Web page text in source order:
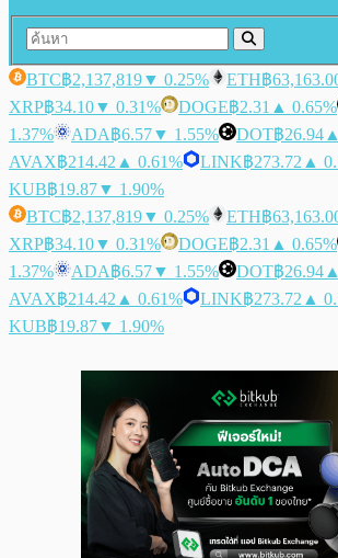
BTC฿2,137,819▼ 0.25% ETH฿
XRP฿34.10▼ 0.31% DOGE฿2.31 ▲ 0.65%
1.37%
ADA฿6.57▼ 1.55% DOT฿26.94
AVAX฿214.42 ▲ 0.61% LINK฿273.72 ▲
KUB฿19.87▼ 1.90%
BTC฿2,137,819▼ 0.25% ETH฿
XRP฿34.10▼ 0.31% DOGE฿2.31 ▲ 0.65%
1.37%
ADA฿6.57▼ 1.55% DOT฿26.94
AVAX฿214.42 ▲ 0.61% LINK฿273.72 ▲
KUB฿19.87▼ 1.90%